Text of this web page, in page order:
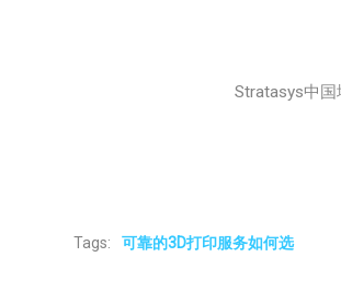
Stratasys中
Tags: 可靠的3D打印服务如何选